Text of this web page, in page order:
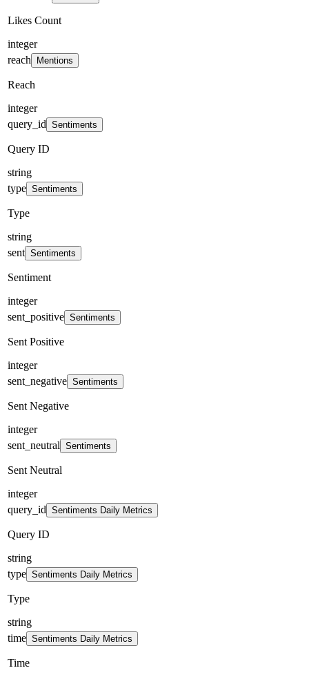
Likes Count
integer
reach
Mentions
Reach
integer
query_id Sentiments
Query ID
string
type Sentiments
Type
string
sent Sentiments
Sentiment
integer
sent_positive Sentiments
Sent Positive
integer
sent_negative Sentiments
Sent Negative
integer
sent_neutral Sentiments
Sent Neutral
integer
query_id Sentiments Daily Metrics
Query ID
string
type Sentiments Daily Metrics
Type
string
time Sentiments Daily Metrics
Time